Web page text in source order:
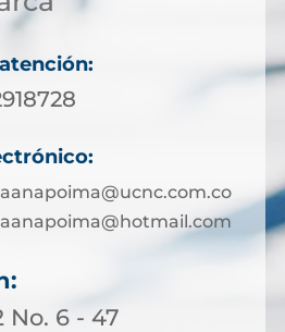
No. 6 - 47